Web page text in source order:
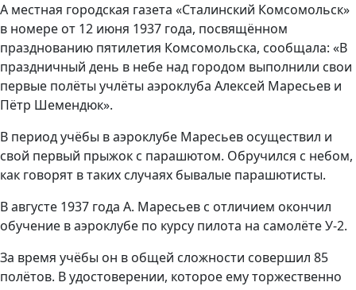
А местная городская газета «Сталинский Комсомольск»
в номере от 12 июня 1937 года, посвящённом
празднованию пятилетия Комсомольска, сообщала: «В
праздничный день в небе над городом выполнили свои
первые полёты учлёты аэроклуба Алексей Маресьев и
Пётр Шемендюк».
В период учёбы в аэроклубе Маресьев осуществил и
свой первый прыжок с парашютом. Обручился с небом,
как говорят в таких случаях бывалые парашютисты.
В августе 1937 года А. Маресьев с отличием окончил
обучение в аэроклубе по курсу пилота на самолёте У-2.
За время учёбы он в общей сложности совершил 85
полётов. В удостоверении, которое ему торжественно